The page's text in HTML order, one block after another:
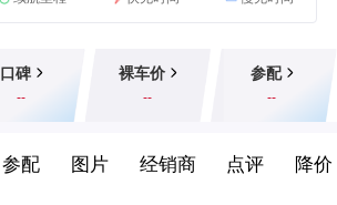
口碑
--
裸车价
--
参配
--
参配 图片 经销商 点评 降价